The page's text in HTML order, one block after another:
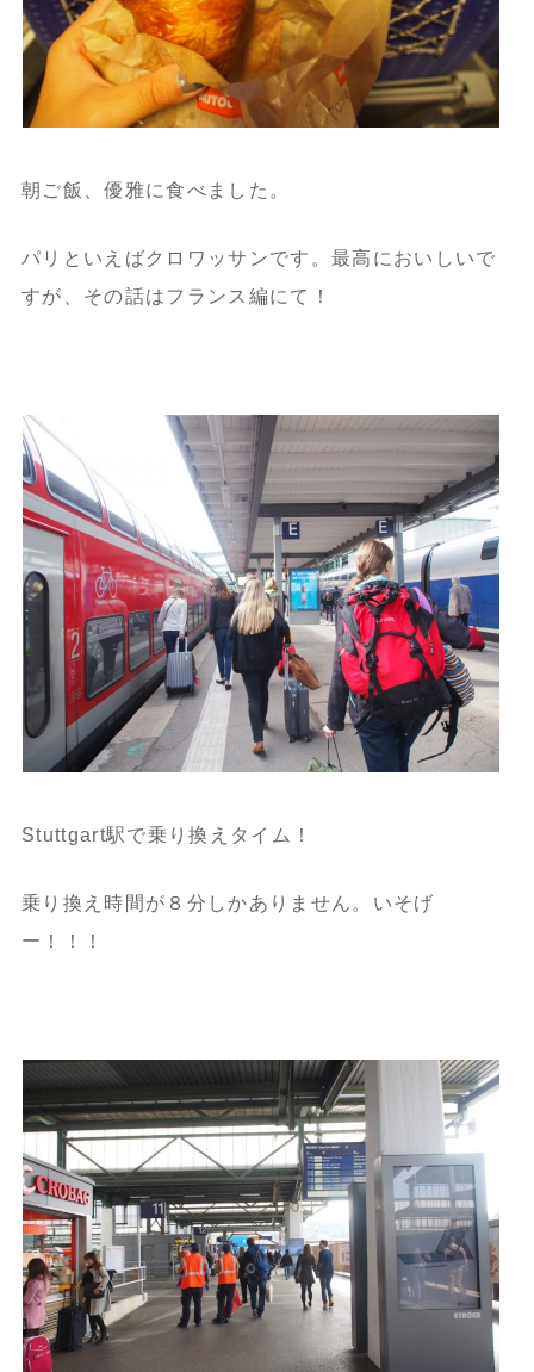
朝ご飯、優雅に食べました。
パリといえばクロワッサンです。最高においしいで
すが、その話はフランス編にて！
Stuttgart駅で乗り換えタイム！
乗り換え時間が８分しかありません。いそげ
ー！！！